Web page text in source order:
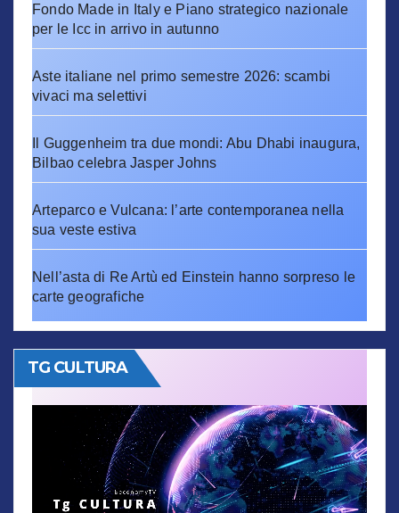
Fondo Made in Italy e Piano strategico nazionale
per le Icc in arrivo in autunno
Aste italiane nel primo semestre 2026: scambi
vivaci ma selettivi
Il Guggenheim tra due mondi: Abu Dhabi inaugura,
Bilbao celebra Jasper Johns
Arteparco e Vulcana: l’arte contemporanea nella
sua veste estiva
Nell’asta di Re Artù ed Einstein hanno sorpreso le
carte geografiche
TG CULTURA